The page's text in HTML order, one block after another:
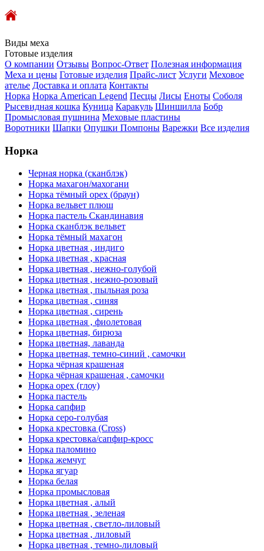
Виды меха
Готовые изделия
О компании Отзывы Вопрос-Ответ Полезная информация
Меха и цены Готовые изделия Прайс-лист Услуги Меховое
ателье Доставка и оплата Контакты
Норка Норка American Legend Песцы Лисы Еноты Соболя
Рысевидная кошка Куница Каракуль Шиншилла Бобр
Промысловая пушнина Меховые пластины
Воротники Шапки Опушки Помпоны Варежки Все изделия
Норка
Черная норка (сканблэк)
Норка махагон/махогани
Норка тёмный орех (браун)
Норка вельвет плюш
Норка пастель Скандинавия
Норка сканблэк вельвет
Норка тёмный махагон
Норка цветная , индиго
Норка цветная , красная
Норка цветная , нежно-голубой
Норка цветная , нежно-розовый
Норка цветная , пыльная роза
Норка цветная , синяя
Норка цветная , сирень
Норка цветная , фиолетовая
Норка цветная, бирюза
Норка цветная, лаванда
Норка цветная, темно-синий , самочки
Норка чёрная крашеная
Норка чёрная крашеная , самочки
Норка орех (глоу)
Норка пастель
Норка сапфир
Норка серо-голубая
Норка крестовка (Cross)
Норка крестовка/сапфир-кросс
Норка паломино
Норка жемчуг
Норка ягуар
Норка белая
Норка промысловая
Норка цветная , алый
Норка цветная , зеленая
Норка цветная , светло-лиловый
Норка цветная , лиловый
Норка цветная , темно-лиловый